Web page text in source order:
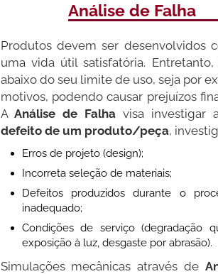
Análise de Falha
Produtos devem ser desenvolvidos
uma vida útil satisfatória.
abaixo do seu limite de uso, seja por
motivos, podendo causar prejuízos
AAnálise de Falha visa investigar
defeito de um produto/peça,
Erros de projeto (design);
Incorreta seleção de materiais;
Defeitos produzidos durante o
inadequado;
Condições de serviço (degradação
exposição à luz, desgaste por abrasão).
Simulações mecânicas através de